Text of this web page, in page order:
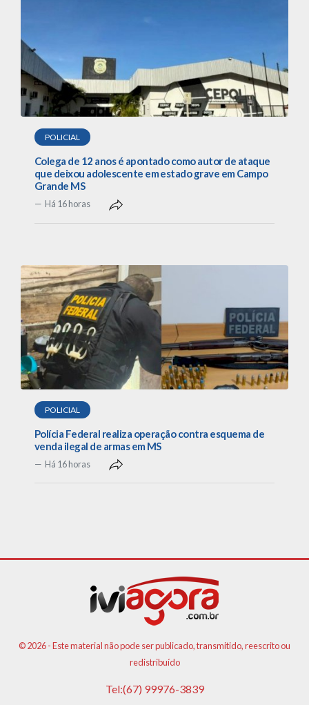
POLICIAL
Colega de 12 anos é apontado como autor de ataque
que deixou adolescente em estado grave em Campo
Grande MS
Há 16 horas
POLICIAL
Polícia Federal realiza operação contra esquema de
venda ilegal de armas em MS
Há 16 horas
© 2026 - Este material não pode ser publicado, transmitido, reescrito ou
redistribuído
Tel:(67) 99976-3839